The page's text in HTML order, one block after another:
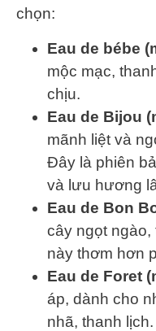
chọn:
Eau de bébe
mộc mạc,
chịu.
Eau de Bijou
mãnh liệt và
Đây là phiên
và lưu hương
Eau de Bon
cây ngọt ngào,
này thơm hơn
Eau de Foret
áp, dành cho
nhã, thanh lịch.